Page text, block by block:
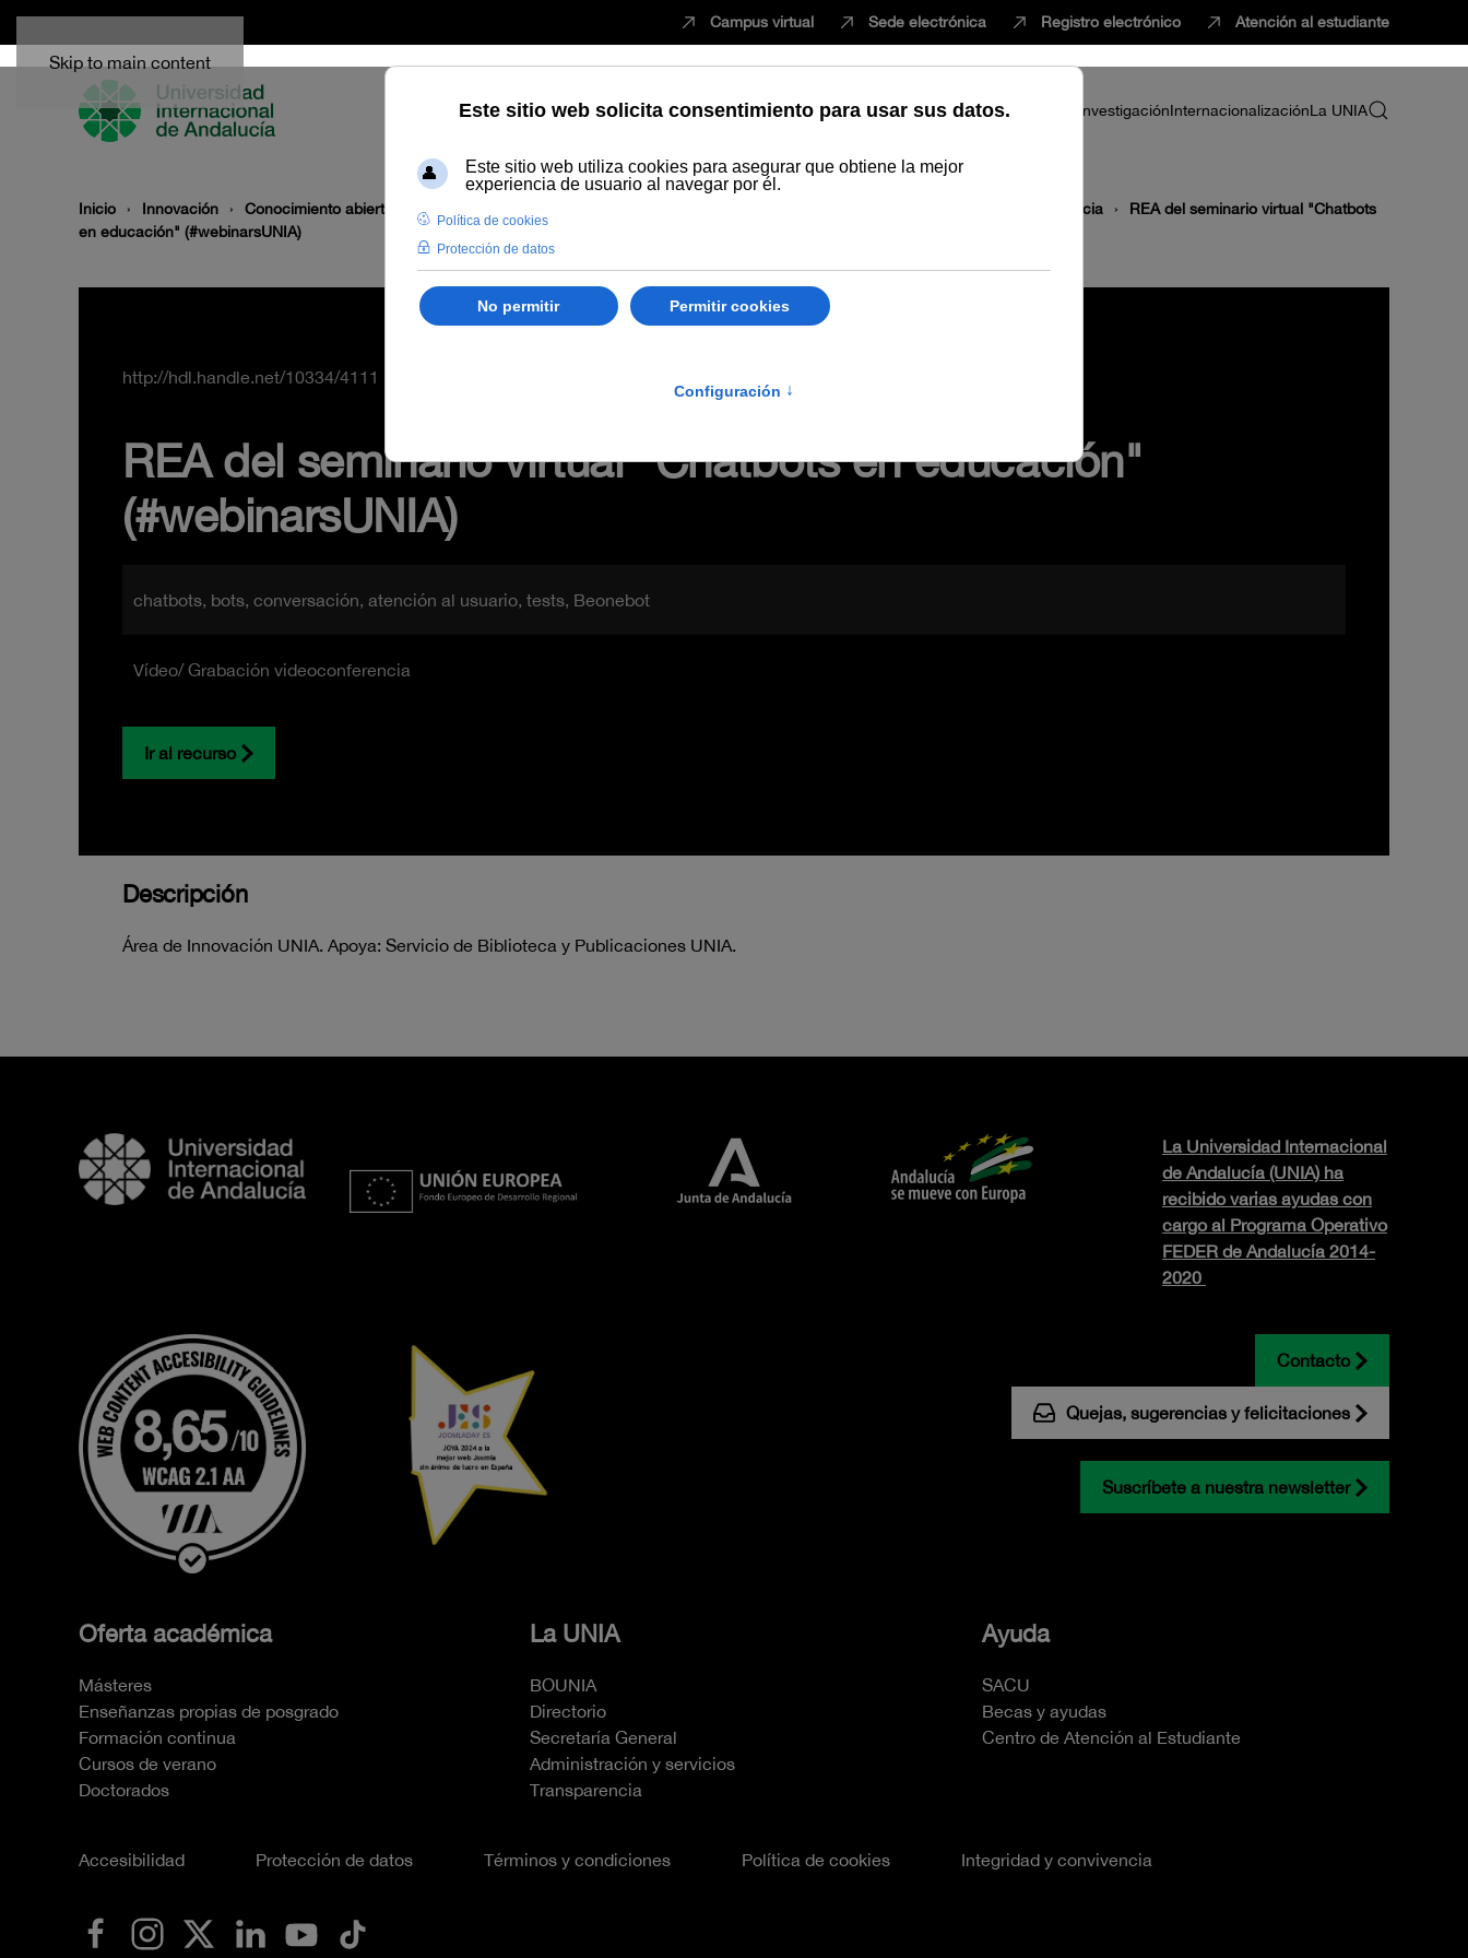
Skip to main content
Campus virtual Sede electrónica Registro electrónico Atención al estudiante
EstudiarInnovaciónVida universitariaProfesorado InvestigaciónInternacionalizaciónLa UNIA
Inicio Innovación Conocimiento abierto y difusión Vídeo/ Grabación videoconferencia
REA del seminario virtual "Chatbots
en educación" (#webinarsUNIA)
http://hdl.handle.net/10334/4111
REA del seminario virtual "Chatbots en educación"
(#webinarsUNIA)
chatbots, bots, conversación, atención al usuario, tests, Beonebot
Vídeo/ Grabación videoconferencia
Ir al recurso
Descripción
Área de Innovación UNIA. Apoya: Servicio de Biblioteca y Publicaciones UNIA.
La Universidad Internacional
de Andalucía (UNIA) ha
recibido varias ayudas con
cargo al Programa Operativo
FEDER de Andalucía 2014-
2020
Contacto
Quejas, sugerencias y felicitaciones
Suscríbete a nuestra newsletter
Oferta académica
Másteres
Enseñanzas propias de posgrado
Formación continua
Cursos de verano
Doctorados
La UNIA
BOUNIA
Directorio
Secretaría General
Administración y servicios
Transparencia
Ayuda
SACU
Becas y ayudas
Centro de Atención al Estudiante
Accesibilidad Protección de datos Términos y condiciones Política de cookies Integridad y convivencia